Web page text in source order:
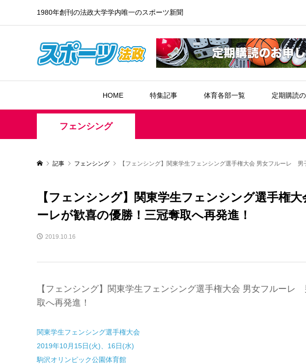
1980年創刊の法政大学学内唯一のスポーツ新聞
HOME 特集記事 体育各部一覧 定期購読
フェンシング
記事 フェンシング 【フェンシング】関東学生フェンシング選手権大会 男女フルーレ 男
【フェンシング】関東学生フェンシング選手権
ーレが歓喜の優勝！三冠奪取へ再発進！
2019.10.16
【フェンシング】関東学生フェンシング選手権大会 男女フルー
取へ再発進！
関東学生フェンシング選手権大会
2019年10月15日(火)、16日(水)
駒沢オリンピック公園体育館